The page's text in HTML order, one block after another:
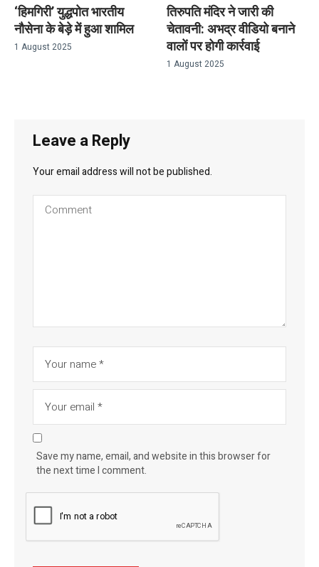
‘हिमगिरी’ युद्धपोत भारतीय
नौसेना के बेड़े में हुआ शामिल
1 August 2025
तिरुपति मंदिर ने जारी की
चेतावनी: अभद्र वीडियो बनाने
वालों पर होगी कार्रवाई
1 August 2025
Leave a Reply
Your email address will not be published.
Save my name, email, and website in this browser for
the next time I comment.